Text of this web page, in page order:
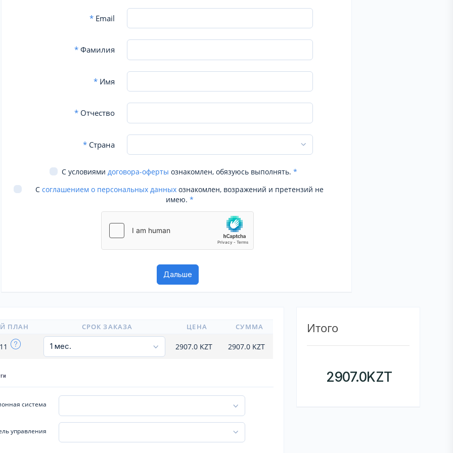
*Email
*Фамилия
*Имя
*Отчество
*Страна
С условиями договора-оферты ознакомлен, обязуюсь выполнять. *
С соглашением о персональных данных ознакомлен, возражений и претензий не
имею. *
ПЛАН СРОК ЗАКАЗА ЦЕНА СУММА
2907.0 KZT 2907.0 KZT
система
управления
Итого
2907.0KZT